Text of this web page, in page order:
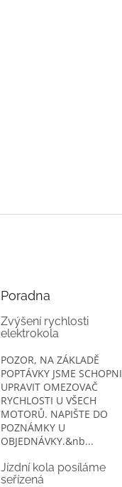
Poradna
Zvýšení rychlosti
elektrokola
POZOR, NA ZÁKLADĚ
POPTÁVKY JSME SCHOPNI
UPRAVIT OMEZOVAČ
RYCHLOSTI U VŠECH
MOTORŮ. NAPIŠTE DO
POZNÁMKY U
OBJEDNÁVKY.&nb...
Jízdní kola posíláme
seřízená